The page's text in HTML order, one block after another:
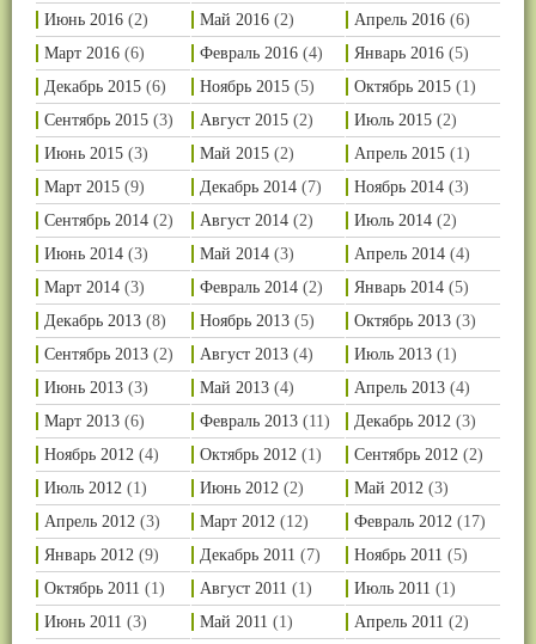
Июнь 2016 (2) Май 2016(2) Апрель 2016 (6)
Март 2016 (6) Февраль 2016(4) Январь 2016 (5)
Декабрь 2015 (6) Ноябрь 2015(5) Октябрь 2015 (1)
Сентябрь 2015 (3) Август 2015(2) Июль 2015 (2)
Июнь 2015 (3) Май 2015(2) Апрель 2015 (1)
Март 2015 (9) Декабрь 2014(7) Ноябрь 2014 (3)
Сентябрь 2014 (2) Август 2014(2) Июль 2014 (2)
Июнь 2014 (3) Май 2014(3) Апрель 2014 (4)
Март 2014 (3) Февраль 2014(2) Январь 2014 (5)
Декабрь 2013 (8) Ноябрь 2013(5) Октябрь 2013 (3)
Сентябрь 2013 (2) Август 2013(4) Июль 2013 (1)
Июнь 2013 (3) Май 2013(4) Апрель 2013 (4)
Март 2013 (6) Февраль 2013(11) Декабрь 2012 (3)
Ноябрь 2012 (4) Октябрь 2012 (1) Сентябрь 2012 (2)
Июль 2012 (1) Июнь 2012 (2) Май 2012 (3)
Апрель 2012 (3) Март 2012 (12) Февраль 2012 (17)
Январь 2012 (9) Декабрь 2011 (7) Ноябрь 2011 (5)
Октябрь 2011 (1) Август 2011 (1) Июль 2011 (1)
Июнь 2011 (3) Май 2011 (1) Апрель 2011 (2)